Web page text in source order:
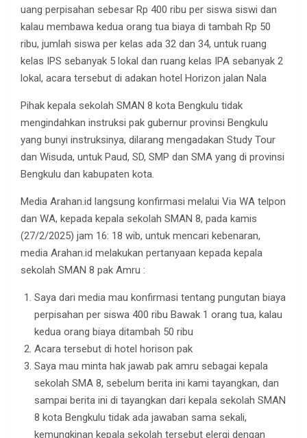
uang perpisahan sebesar Rp 400 ribu per siswa siswi dan
kalau membawa kedua orang tua biaya di tambah Rp 50
ribu, jumlah siswa per kelas ada 32 dan 34, untuk ruang
kelas IPS sebanyak 5 lokal dan ruang kelas IPA sebanyak 2
lokal, acara tersebut di adakan hotel Horizon jalan Nala
Pihak kepala sekolah SMAN 8 kota Bengkulu tidak
mengindahkan instruksi pak gubernur provinsi Bengkulu
yang bunyi instruksinya, dilarang mengadakan Study Tour
dan Wisuda, untuk Paud, SD, SMP dan SMA yang di provinsi
Bengkulu dan kabupaten kota.
Media Arahan.id langsung konfirmasi melalui Via WA telpon
dan WA, kepada kepala sekolah SMAN 8, pada kamis
(27/2/2025) jam 16: 18 wib, untuk mencari kebenaran,
media Arahan.id melakukan pertanyaan kepada kepala
sekolah SMAN 8 pak Amru :
Saya dari media mau konfirmasi tentang pungutan biaya
perpisahan per siswa 400 ribu Bawak 1 orang tua, kalau
kedua orang biaya ditambah 50 ribu
Acara tersebut di hotel horison pak
Saya mau minta hak jawab pak amru sebagai kepala
sekolah SMA 8, sebelum berita ini kami tayangkan, dan
sampai berita ini di tayangkan dari kepala sekolah SMAN
8 kota Bengkulu tidak ada jawaban sama sekali,
kemungkinan kepala sekolah tersebut elergi dengan